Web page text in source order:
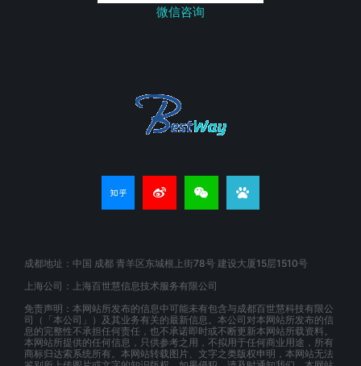
微信咨询
成都地址：中国 成都 青羊区东城根上街78号 建设大厦15层1510号
上海公司：上海百世慧信息技术服务有限公司
免责声明：本网站所发布的信息中可能未有包含与成都百世慧科技有限公
司（「本公司」）及其业务有关的最新信息。本公司对本网站所发布的信
息的完整性不承担任何责任，也不承诺即时或不断更新本网站所载资料。
本网站所提供的任何信息，只供参考之用，不拟用于任何商业用途，所有
商标归达索系统所有。本网站转载图片、文字之类版权申明，本网站无法